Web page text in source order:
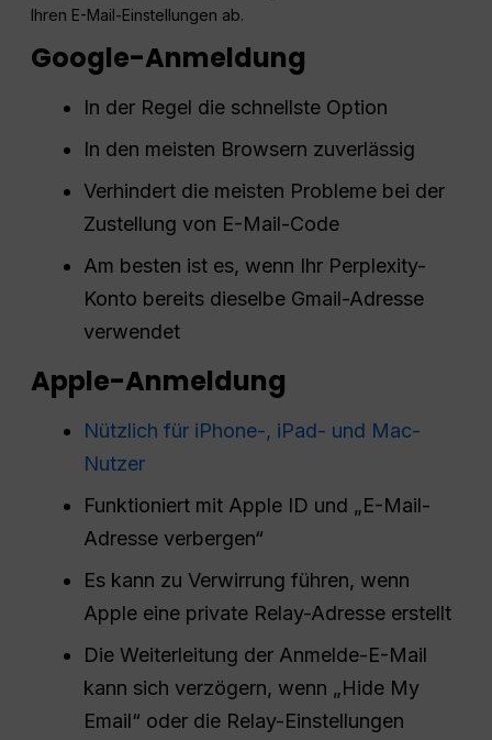
Ihren E-Mail-Einstellungen ab.
Google-Anmeldung
In der Regel die schnellste Option
In den meisten Browsern zuverlässig
Verhindert die meisten Probleme bei der
Zustellung von E-Mail-Code
Am besten ist es, wenn Ihr Perplexity-
Konto bereits dieselbe Gmail-Adresse
verwendet
Apple-Anmeldung
Nützlich für iPhone-, iPad- und Mac-
Nutzer
Funktioniert mit Apple ID und „E-Mail-
Adresse verbergen“
Es kann zu Verwirrung führen, wenn
Apple eine private Relay-Adresse erstellt
Die Weiterleitung der Anmelde-E-Mail
kann sich verzögern, wenn „Hide My
Email“ oder die Relay-Einstellungen